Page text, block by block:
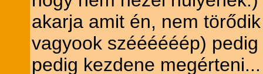
akarja amit én, nem
vagyook széééééép)
pedig kezdene